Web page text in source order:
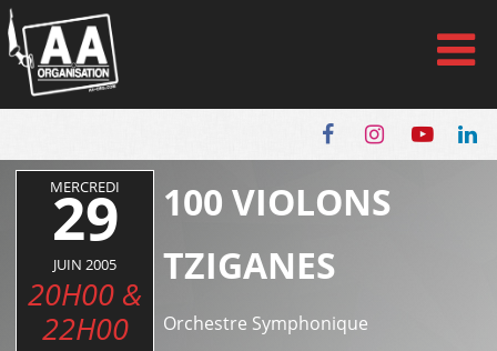
Panneau de gestion des cookies
MERCREDI
29
JUIN 2005
20H00 &
22H00
100 VIOLONS
TZIGANES
Orchestre Symphonique